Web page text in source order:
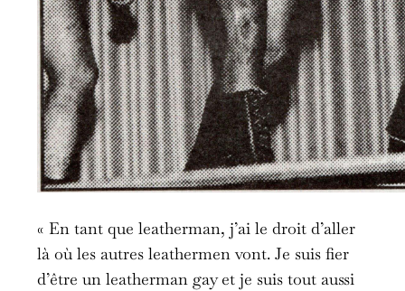
« En tant que leatherman, j’ai le droit d’aller
là où les autres leathermen vont. Je suis fier
d’être un leatherman gay et je suis tout aussi